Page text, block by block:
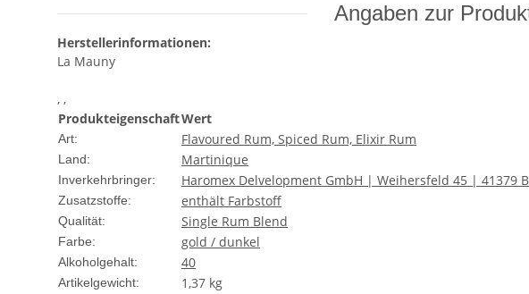
Angaben zur
Herstellerinformationen:
La Mauny
, ,
ProdukteigenschaftWert
Art: Flavoured Rum, Spiced Rum, Elixir Rum
Land: Martinique
Inverkehrbringer: Haromex Delvelopment GmbH | Weihersfeld 45 | 41379
Zusatzstoffe: enthält Farbstoff
Qualität: Single Rum Blend
Farbe: gold / dunkel
Alkoholgehalt: 40
Artikelgewicht: 1,37 kg